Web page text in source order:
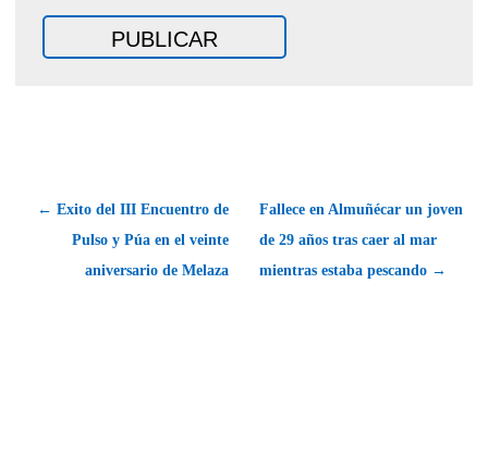
← Exito del III Encuentro de
Pulso y Púa en el veinte
aniversario de Melaza
Fallece en Almuñécar un joven
de 29 años tras caer al mar
mientras estaba pescando →